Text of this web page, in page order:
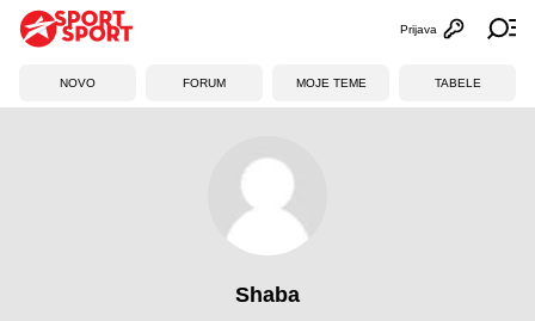
Otvori
Prijava
NOVO FORUM MOJE TEME TABELE
Shaba